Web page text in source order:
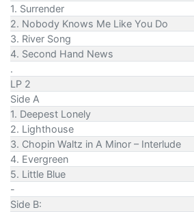
1. Surrender
2. Nobody Knows Me Like You Do
3. River Song
4. Second Hand News
.
LP 2
Side A
1. Deepest Lonely
2. Lighthouse
3. Chopin Waltz in A Minor – Interlude
4. Evergreen
5. Little Blue
-
Side B: